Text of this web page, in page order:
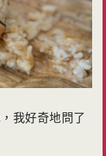
我好奇地問了